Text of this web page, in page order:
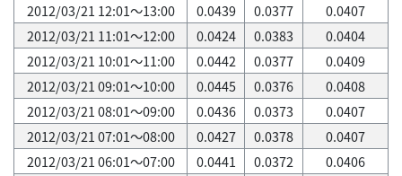
2012/03/21 12:01～13:00
0.0439 0.0377
0.0407
2012/03/21 11:01～12:00
0.0424 0.0383
0.0404
2012/03/21 10:01～11:00
0.0442 0.0377
0.0409
2012/03/21 09:01～10:00
0.0445 0.0376
0.0408
2012/03/21 08:01～09:00
0.0436 0.0373
0.0407
2012/03/21 07:01～08:00
0.0427 0.0378
0.0407
2012/03/21 06:01～07:00
0.0441 0.0372
0.0406